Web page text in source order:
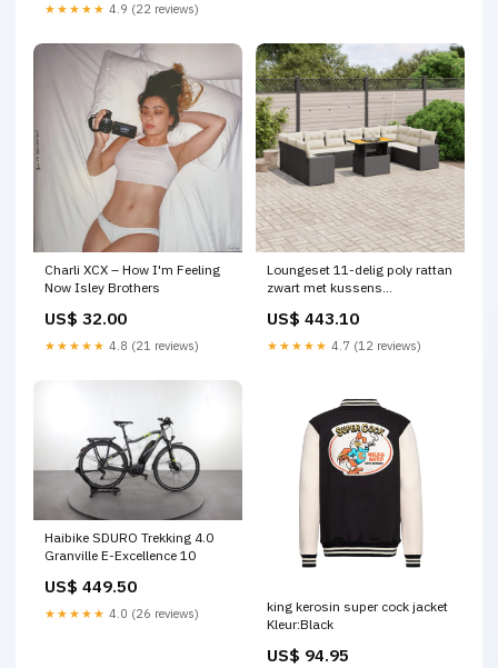
★★★★★ 4.9 (22 reviews)
Charli XCX – How I'm Feeling
Now Isley Brothers
US$ 32.00
★★★★★ 4.8 (21 reviews)
Loungeset 11-delig poly rattan
zwart met kussens
US$ 443.10
★★★★★ 4.7 (12 reviews)
Haibike SDURO Trekking 4.0
Granville E-Excellence 10
US$ 449.50
★★★★★ 4.0 (26 reviews)
king kerosin super cock jacket
Kleur:Black
US$ 94.95